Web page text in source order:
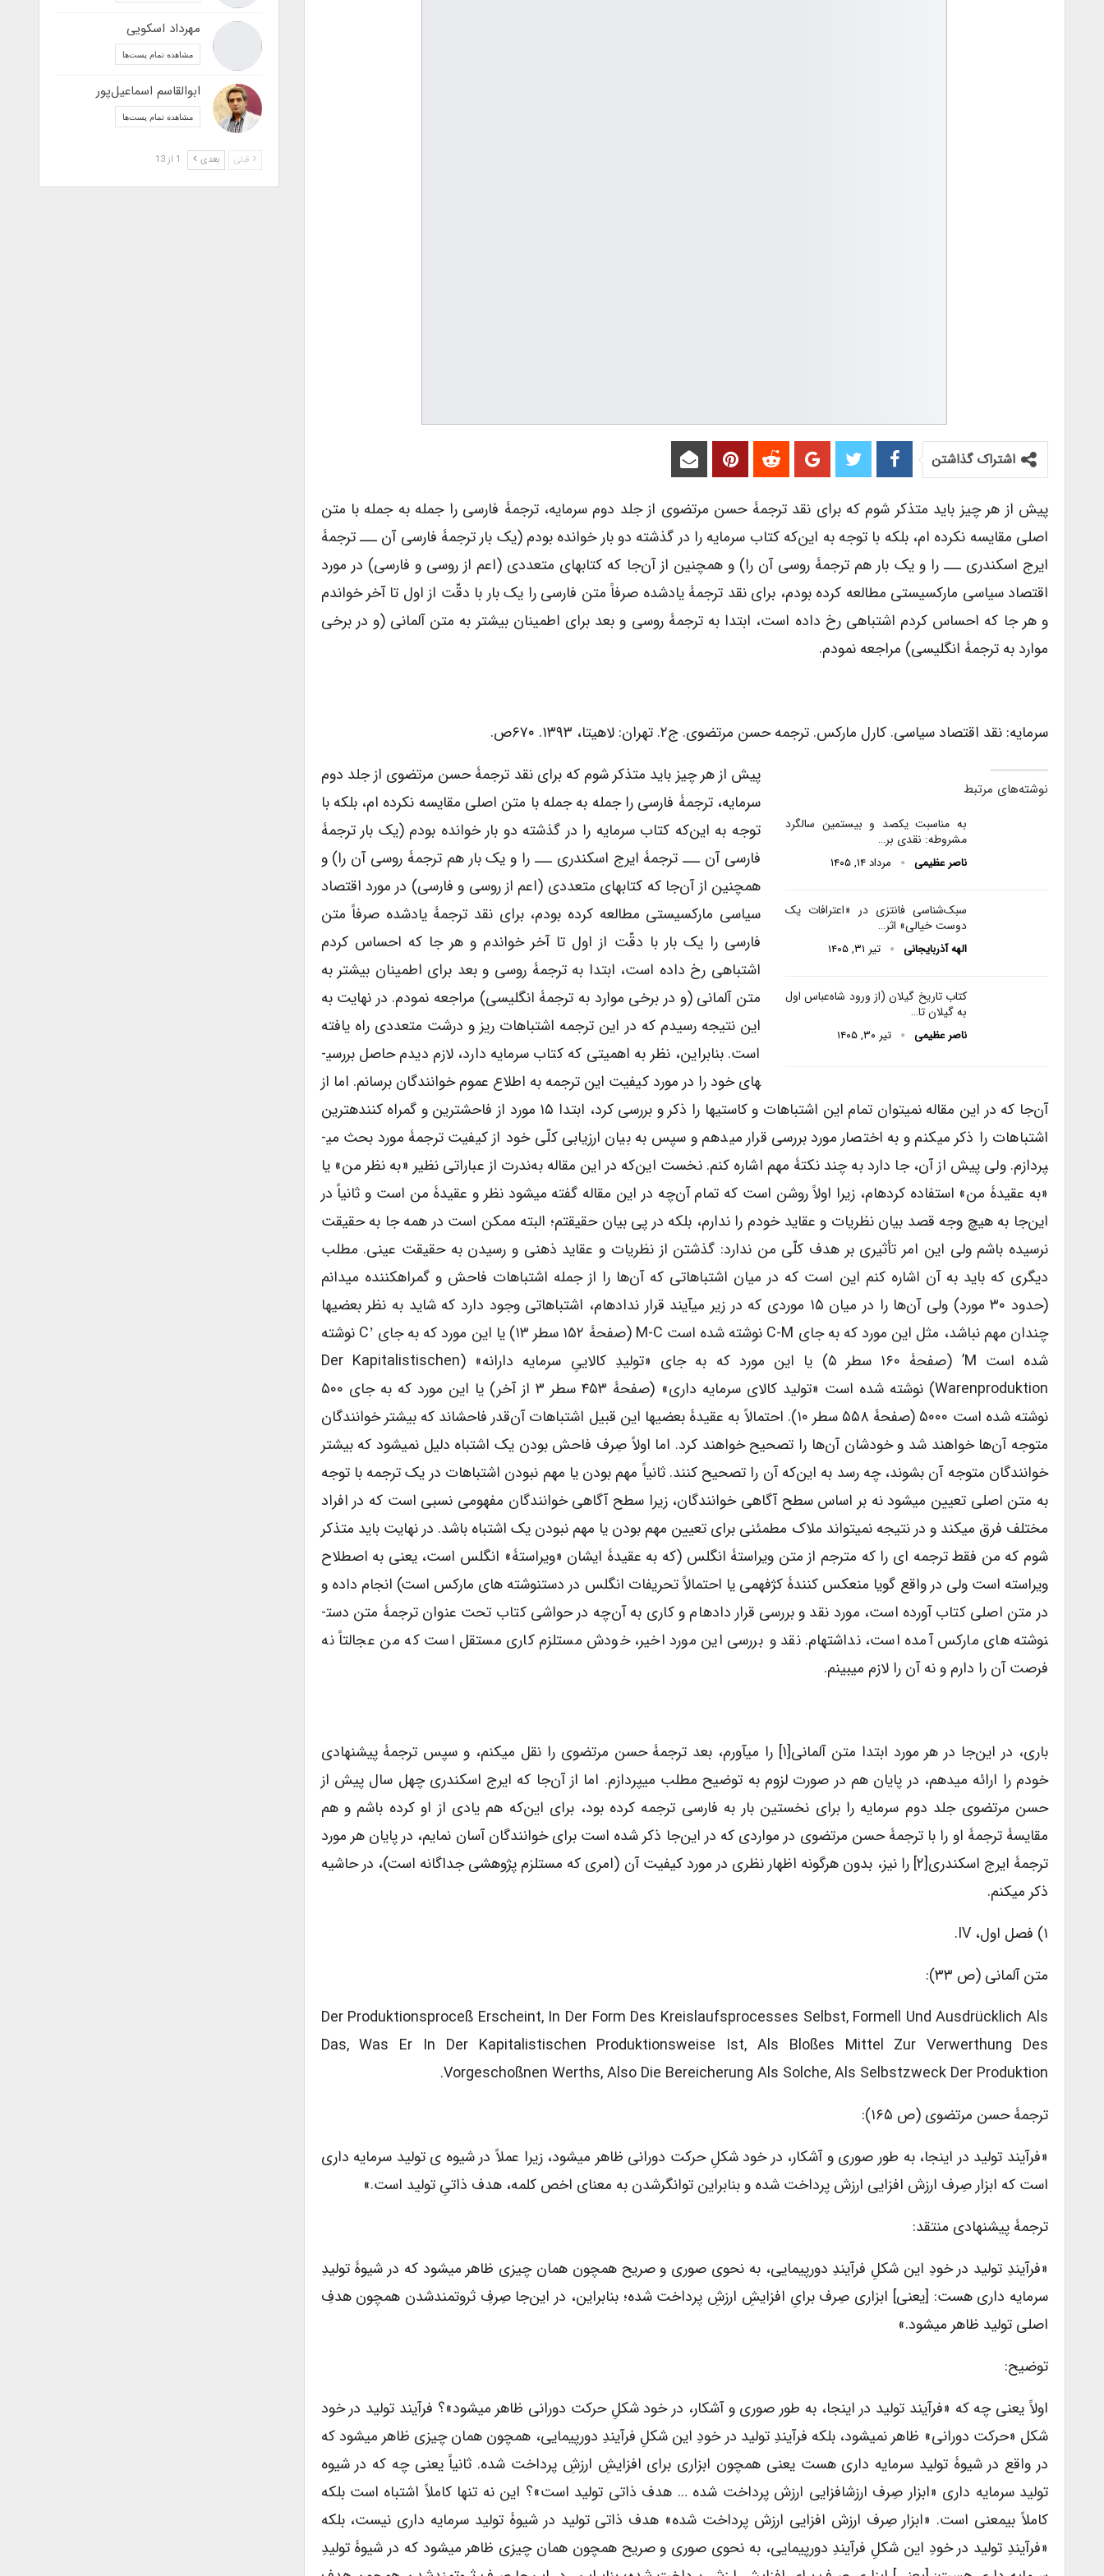
اشتراک گذاشتن
پیش از هر چیز باید متذکر شوم که برای نقد ترجمۀ حسن مرتضوی از جلد دوم سرمایه، ترجمۀ فارسی را جمله به جمله با متن
اصلی مقایسه نکرده ­ام، بلکه با توجه به این‌که کتاب سرمایه را در گذشته دو بار خوانده بودم (یک بار ترجمۀ فارسی آن ـــ ترجمۀ
ایرج اسکندری ـــ را و یک بار هم ترجمۀ روسی آن را) و همچنین از آن‌جا که کتاب­های متعددی (اعم از روسی و فارسی) در مورد
اقتصاد سیاسی مارکسیستی مطالعه کرده بودم، برای نقد ترجمۀ یادشده صرفاً متن فارسی را یک بار با دقّت از اول تا آخر خواندم
و هر جا که احساس ­کردم اشتباهی رخ داده است، ابتدا به ترجمۀ روسی و بعد برای اطمینان بیشتر به متن آلمانی (و در برخی
موارد به ترجمۀ انگلیسی) مراجعه نمودم.
سرمایه: نقد اقتصاد سیاسی. کارل مارکس. ترجمه حسن مرتضوی. ج۲. تهران: لاهیتا، ۱۳۹۳. ۶۷۰ص.
نوشته‌های مرتبط
به مناسبت یکصد و بیستمین سالگرد
مشروطه: نقدی بر…
ناصر عظیمی مرداد ۱۴, ۱۴۰۵
سبک‌شناسی فانتزی در «اعترافات یک
دوست خیالی» اثر…
الهه آذربایجانی تیر ۳۱, ۱۴۰۵
کتاب تاریخ گیلان (از ورود شاه‌عباس اول
به گیلان تا…
ناصر عظیمی تیر ۳۰, ۱۴۰۵
پیش از هر چیز باید متذکر شوم که برای نقد ترجمۀ حسن مرتضوی از جلد دوم
سرمایه، ترجمۀ فارسی را جمله به جمله با متن اصلی مقایسه نکرده ­ام، بلکه با
توجه به این‌که کتاب سرمایه را در گذشته دو بار خوانده بودم (یک بار ترجمۀ
فارسی آن ـــ ترجمۀ ایرج اسکندری ـــ را و یک بار هم ترجمۀ روسی آن را) و
همچنین از آن‌جا که کتاب­های متعددی (اعم از روسی و فارسی) در مورد اقتصاد
سیاسی مارکسیستی مطالعه کرده بودم، برای نقد ترجمۀ یادشده صرفاً متن
فارسی را یک بار با دقّت از اول تا آخر خواندم و هر جا که احساس ­کردم
اشتباهی رخ داده است، ابتدا به ترجمۀ روسی و بعد برای اطمینان بیشتر به
متن آلمانی (و در برخی موارد به ترجمۀ انگلیسی) مراجعه نمودم. در نهایت به
این نتیجه رسیدم که در این ترجمه اشتباهات ریز و درشت متعددی راه یافته
است. بنابراین، نظر به اهمیتی که کتاب سرمایه دارد، لازم دیدم حاصل بررسی­
های خود را در مورد کیفیت این ترجمه به اطلاع عموم خوانندگان برسانم. اما از
آن‌جا که در این مقاله نمی­توان تمام این اشتباهات و کاستی­ها را ذکر و بررسی کرد، ابتدا ۱۵ مورد از فاحش­ترین و گمراه­ کننده­ترین
اشتباهات را ذکر می­کنم و به اختصار مورد بررسی قرار می­دهم و سپس به بیان ارزیابی کلّی خود از کیفیت ترجمۀ مورد بحث می­
پردازم. ولی پیش از آن، جا دارد به چند نکتۀ مهم اشاره کنم. نخست این‌که در این مقاله به‌‌ندرت از عباراتی نظیر «به نظر من» یا
«به عقیدۀ من» استفاده کرده­ام، زیرا اولاً روشن است که تمام آن‌چه در این مقاله گفته می­شود نظر و عقیدۀ من است و ثانیاً در
این‌جا به هیچ وجه قصد بیان نظریات و عقاید خودم را ندارم، بلکه در پی بیان حقیقتم؛ البته ممکن است در همه جا به حقیقت
نرسیده باشم ولی این امر تأثیری بر هدف کلّی من ندارد: گذشتن از نظریات و عقاید ذهنی و رسیدن به حقیقت عینی. مطلب
دیگری که باید به آن اشاره کنم این است که در میان اشتباهاتی که آن‌ها را از جمله اشتباهات فاحش و گمراه­کننده می­دانم
(حدود ۳۰ مورد) ولی آن‌ها را در میان ۱۵ موردی که در زیر می­آیند قرار نداده­ام، اشتباهاتی وجود دارد که شاید به نظر بعضی­ها
چندان مهم نباشد، مثل این مورد که به جای C-M نوشته شده است M-C (صفحۀ ۱۵۲ سطر ۱۳) یا این مورد که به جای Cʼ نوشته
شده است M’ (صفحۀ ۱۶۰ سطر ۵) یا این مورد که به جای «تولیدِ کالاییِ سرمایه­ دارانه» (der Kapitalistischen
Warenproduktion) نوشته شده است «تولید کالای سرمایه داری» (صفحۀ ۴۵۳ سطر ۳ از آخر) یا این مورد که به جای ۵۰۰
نوشته شده است ۵۰۰۰ (صفحۀ ۵۵۸ سطر ۱۰). احتمالاً به عقیدۀ بعضی­ها این قبیل اشتباهات آن‌قدر فاحش­اند که بیشتر خوانندگان
متوجه آن‌ها خواهند شد و خودشان آن‌ها را تصحیح خواهند کرد. اما اولاً صِرف فاحش بودن یک اشتباه دلیل نمی­شود که بیشتر
خوانندگان متوجه آن بشوند، چه رسد به این‌که آن را تصحیح کنند. ثانیاً مهم بودن یا مهم نبودن اشتباهات در یک ترجمه با توجه
به متن اصلی تعیین می­شود نه بر اساس سطح آگاهی خوانندگان، زیرا سطح آگاهی خوانندگان مفهومی نسبی است که در افراد
مختلف فرق می­کند و در نتیجه نمی­تواند ملاک مطمئنی برای تعیین مهم بودن یا مهم نبودن یک اشتباه باشد. در نهایت باید متذکر
شوم که من فقط ترجمه­ ای را که مترجم از متن ویراستۀ انگلس (که به عقیدۀ ایشان «ویراستۀ» انگلس است، یعنی به اصطلاح
ویراسته است ولی در واقع گویا منعکس­ کنندۀ کژفهمی یا احتمالاً تحریفات انگلس در دستنوشته های مارکس است) انجام داده و
در متن اصلی کتاب آورده است، مورد نقد و بررسی قرار داده­ام و کاری به آن‌چه در حواشی کتاب تحت عنوان ترجمۀ متن دست­
نوشته­ های مارکس آمده است، نداشته­ام. نقد و بررسی این مورد اخیر، خودش مستلزم کاری مستقل است که من عجالتاً نه
فرصت آن را دارم و نه آن را لازم می­بینم.
باری، در این‌جا در هر مورد ابتدا متن آلمانی[۱] را می­آورم، بعد ترجمۀ حسن مرتضوی را نقل می­کنم، و سپس ترجمۀ پیشنهادی
خودم را ارائه می­دهم، در پایان هم در صورت لزوم به توضیح مطلب می­پردازم. اما از آن‌جا که ایرج اسکندری چهل سال پیش از
حسن مرتضوی جلد دوم سرمایه را برای نخستین بار به فارسی ترجمه کرده بود، برای این‌که هم یادی از او کرده باشم و هم
مقایسۀ ترجمۀ او را با ترجمۀ حسن مرتضوی در مواردی که در این‌جا ذکر شده است برای خوانندگان آسان نمایم، در پایان هر مورد
ترجمۀ ایرج اسکندری[۲] را نیز، بدون هرگونه اظهار نظری در مورد کیفیت آن (امری که مستلزم پژوهشی جداگانه است)، در حاشیه
ذکر می­کنم.
۱) فصل اول، IV.
متن آلمانی (ص ۳۳):
Der Produktionsproceß Erscheint, In Der Form Des Kreislaufsprocesses Selbst, Formell Und Ausdrücklich Als
Das, Was Er In Der Kapitalistischen Produktionsweise Ist, Als Bloßes Mittel Zur Verwerthung Des
Vorgeschoßnen Werths, Also Die Bereicherung Als Solche, Als Selbstzweck Der Produktion.
ترجمۀ حسن مرتضوی (ص ۱۶۵):
«فرآیند تولید در این­جا، به ­طور صوری و آشکار، در خود شکلِ حرکت دورانی ظاهر می­شود، زیرا عملاً در شیوه­ ی تولید سرمایه داری
است که ابزار صِرف ارزش­ افزایی ارزش پرداخت شده و بنابراین توانگرشدن به معنای اخص کلمه، هدف ذاتیِ تولید است.»
ترجمۀ پیشنهادی منتقد:
«فرآیندِ تولید در خودِ این شکلِ فرآیندِ دورپیمایی، به نحوی صوری و صریح همچون همان چیزی ظاهر می­شود که در شیوۀ تولیدِ
سرمایه داری هست: [یعنی] ابزاری صِرف برایِ افزایشِ ارزشِ پرداخت شده؛ بنابراین، در این‌جا صِرفِ ثروتمندشدن همچون هدفِ
اصلی تولید ظاهر می­شود.»
توضیح:
اولاً یعنی چه که «فرآیند تولید در این­جا، به ­طور صوری و آشکار، در خود شکلِ حرکت دورانی ظاهر می­شود»؟ فرآیند تولید در خود
شکل «حرکت دورانی» ظاهر نمی­شود، بلکه فرآیندِ تولید در خودِ این شکلِ فرآیندِ دورپیمایی، همچون همان چیزی ظاهر می­شود که
در واقع در شیوۀ تولید سرمایه داری هست یعنی همچون ابزاری برای افزایشِ ارزشِ پرداخت شده. ثانیاً یعنی چه که در شیوه
تولید سرمایه داری «ابزار صِرف ارزش­افزایی ارزش پرداخت‌ شده … هدف ذاتی تولید است»؟ این نه تنها کاملاً اشتباه است بلکه
کاملاً بی­معنی است. «ابزار صِرف ارزش ­افزایی ارزش پرداخت ‌شده» هدف ذاتی تولید در شیوۀ تولید سرمایه داری نیست، بلکه
«فرآیندِ تولید در خودِ این شکلِ فرآیندِ دورپیمایی، به نحوی صوری و صریح همچون همان چیزی ظاهر می­شود که در شیوۀ تولیدِ
مهرداد اسکویی
مشاهده تمام پست‌ها
ابوالقاسم اسماعیل‌پور
مشاهده تمام پست‌ها
قبلی بعدی 1 از 13